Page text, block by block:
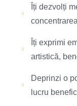
Îți dezvolți
concentrarea
Îți exprimi
artistică,
Deprinzi o
lucru